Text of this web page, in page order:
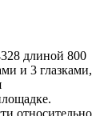
длиной 800
и 3 глазками,
относительно